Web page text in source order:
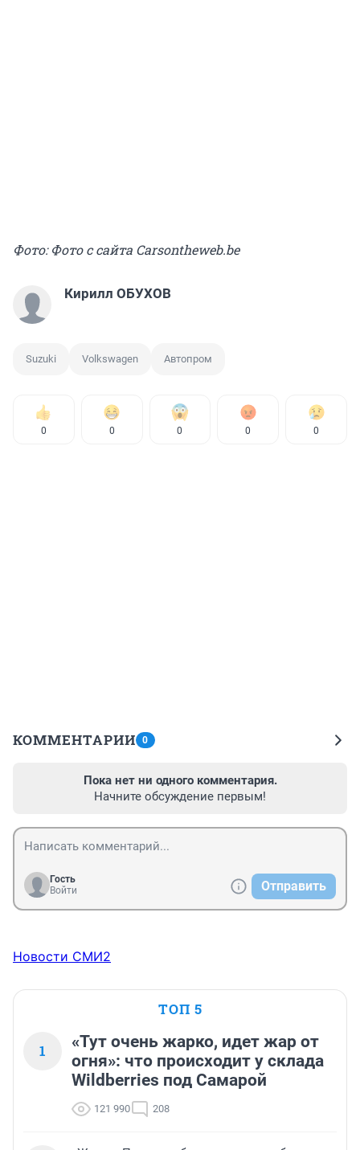
Фото: Фото с сайта Carsontheweb.be
Кирилл ОБУХОВ
Suzuki Volkswagen Автопром
0 0 0 0 0
КОММЕНТАРИИ 0
Пока нет ни одного комментария.
Начните обсуждение первым!
Гость
Войти
Отправить
Новости СМИ2
ТОП 5
1
«Тут очень жарко, идет жар от
огня»: что происходит у склада
Wildberries под Самарой
121 990 208